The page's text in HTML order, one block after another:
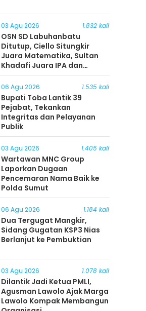
03 Agu 2026 1.832 kali
OSN SD Labuhanbatu
Ditutup, Ciello Situngkir
Juara Matematika, Sultan
Khadafi Juara IPA dan
Timothy Rangkuti Juara IPS
06 Agu 2026 1.535 kali
Bupati Toba Lantik 39
Pejabat, Tekankan
Integritas dan Pelayanan
Publik
03 Agu 2026 1.405 kali
Wartawan MNC Group
Laporkan Dugaan
Pencemaran Nama Baik ke
Polda Sumut
06 Agu 2026 1.184 kali
Dua Tergugat Mangkir,
Sidang Gugatan KSP3 Nias
Berlanjut ke Pembuktian
03 Agu 2026 1.078 kali
Dilantik Jadi Ketua PMLI,
Agusman Lawolo Ajak Marga
Lawolo Kompak Membangun